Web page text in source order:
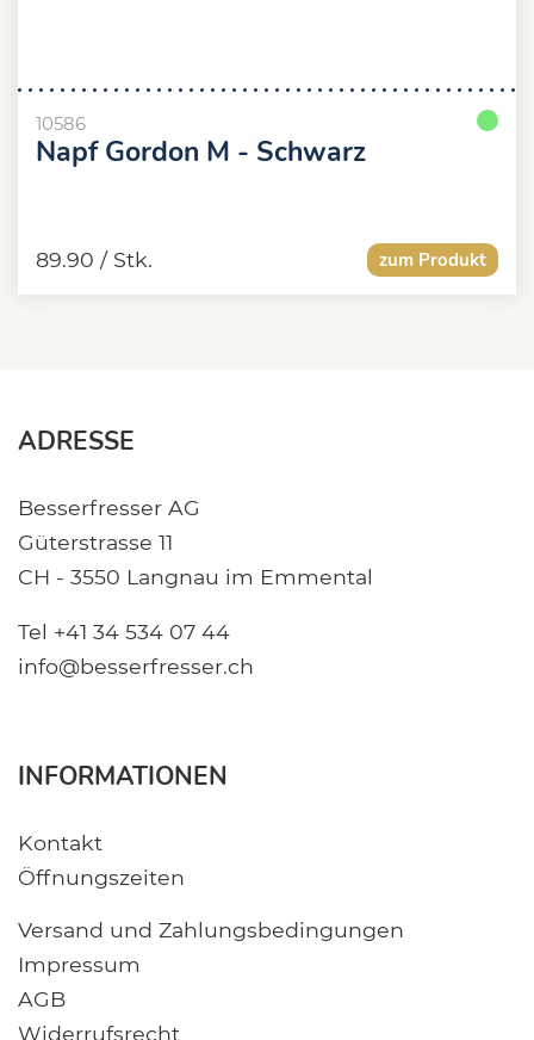
10586
Napf Gordon M - Schwarz
zum Produkt
89.90 / Stk.
ADRESSE
Besserfresser AG
Güterstrasse 11
CH - 3550 Langnau im Emmental
Tel +41 34 534 07 44
info@besserfresser.ch
INFORMATIONEN
Kontakt
Öffnungszeiten
Versand und Zahlungsbedingungen
Impressum
AGB
Widerrufsrecht